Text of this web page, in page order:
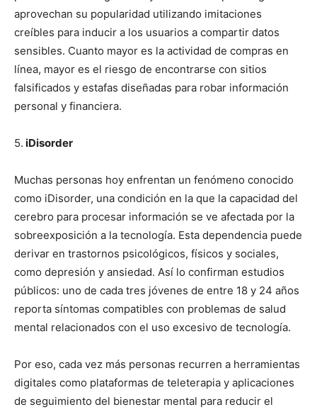
aprovechan su popularidad utilizando imitaciones
creíbles para inducir a los usuarios a compartir datos
sensibles. Cuanto mayor es la actividad de compras en
línea, mayor es el riesgo de encontrarse con sitios
falsificados y estafas diseñadas para robar información
personal y financiera.
5. iDisorder
Muchas personas hoy enfrentan un fenómeno conocido
como iDisorder, una condición en la que la capacidad del
cerebro para procesar información se ve afectada por la
sobreexposición a la tecnología. Esta dependencia puede
derivar en trastornos psicológicos, físicos y sociales,
como depresión y ansiedad. Así lo confirman estudios
públicos: uno de cada tres jóvenes de entre 18 y 24 años
reporta síntomas compatibles con problemas de salud
mental relacionados con el uso excesivo de tecnología.
Por eso, cada vez más personas recurren a herramientas
digitales como plataformas de teleterapia y aplicaciones
de seguimiento del bienestar mental para reducir el